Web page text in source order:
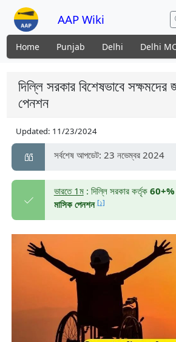
AAP Wiki
Home Punjab Delhi Delhi
দিল্লি সরকার বিশেষভাবে সক্ষমদের
পেনশন
Updated: 11/23/2024
সর্বশেষ আপডেট: 23 নভেম্বর 2024
ভারতে 1ম: দিল্লি সরকার কর্তৃক 60+%
মাসিক পেনশন [১]